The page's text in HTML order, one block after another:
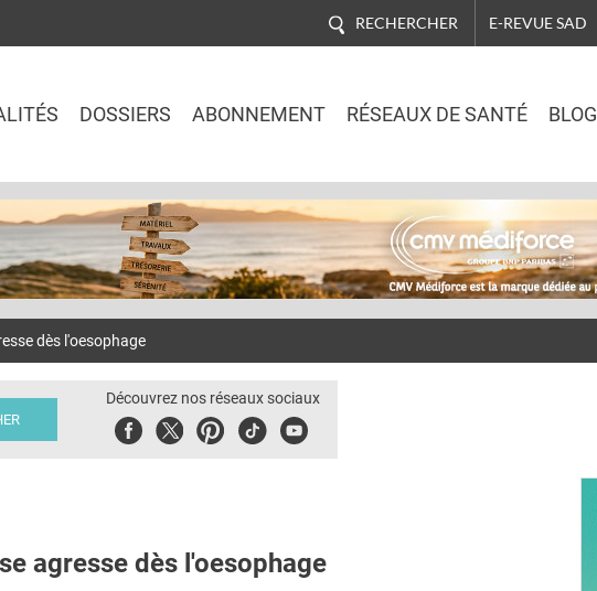
RECHERCHER E-REVUE SAD
DOSSIERS ABONNEMENT RÉSEAUX DE SANTÉ BLOG
dès l'oesophage
Découvrez nos réseaux sociaux
FacebookTwitterPinterest
TiktokYoubute
agresse dès l'oesophage